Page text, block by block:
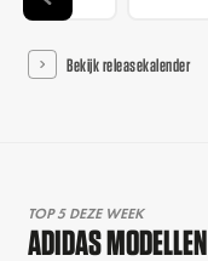
Bekijk releasekalender
TOP 5 DEZE WEEK
ADIDAS MODELLEN